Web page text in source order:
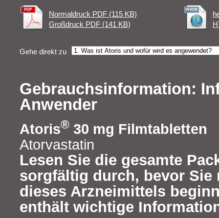
Normaldruck PDF (115 KB)
Großdruck PDF (141 KB)
Gehe direkt zu
Gebrauchsinformation:
Anwender
Atoris® 30 mg Filmtabletten
Atorvastatin
Lesen Sie die gesamte
sorgfältig durch, bevor Sie
dieses Arzneimittels
enthält wichtige